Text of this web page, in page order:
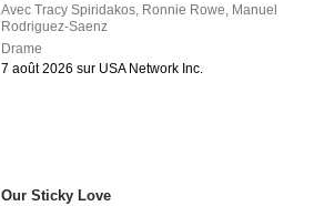
AvecTracy Spiridakos, Ronnie Rowe, Manuel
Rodriguez-Saenz
Drame
7 août 2026 sur USA Network Inc.
Our Sticky Love